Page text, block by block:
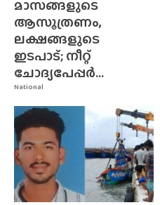
National
മാസങ്ങളുടെ
ആസൂത്രണം,
ലക്ഷങ്ങളുടെ
ഇടപാട്; നീറ്റ്
ചോദ്യപേപ്പർ...